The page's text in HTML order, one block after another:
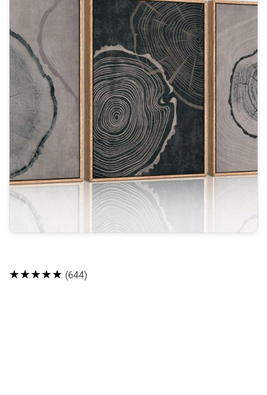
★★★★★ (644)